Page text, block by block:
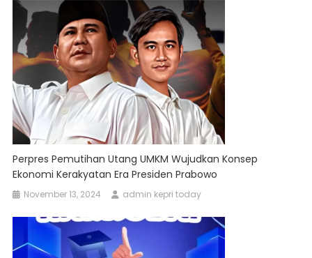
Perpres Pemutihan Utang UMKM Wujudkan Konsep
Ekonomi Kerakyatan Era Presiden Prabowo
November 13, 2024 admin kepri today